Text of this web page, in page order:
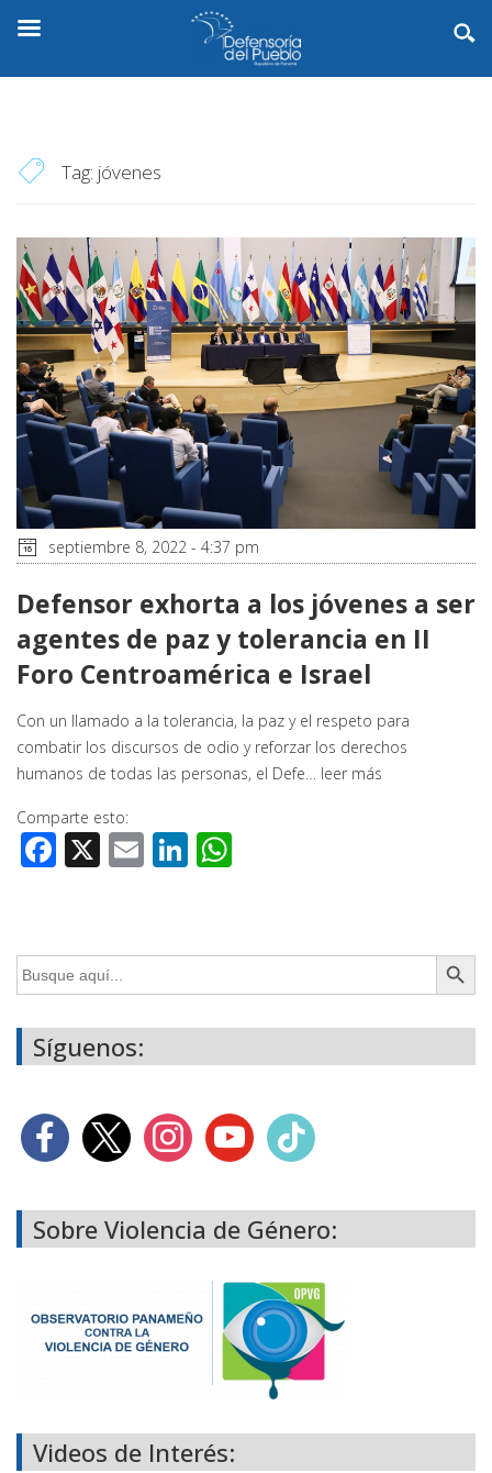
Tag: jóvenes
septiembre 8, 2022 - 4:37 pm
Defensor exhorta a los jóvenes a ser
agentes de paz y tolerancia en II
Foro Centroamérica e Israel
Con un llamado a la tolerancia, la paz y el respeto para
combatir los discursos de odio y reforzar los derechos
humanos de todas las personas, el Defe… leer más
Comparte esto:
Facebook
X EmailLinkedIn
Buscar: Botón de
Síguenos:
Sobre Violencia de Género:
Videos de Interés: